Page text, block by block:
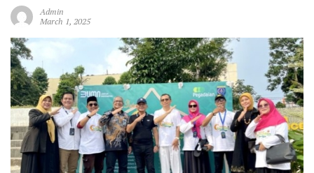
Admin
March 1, 2025